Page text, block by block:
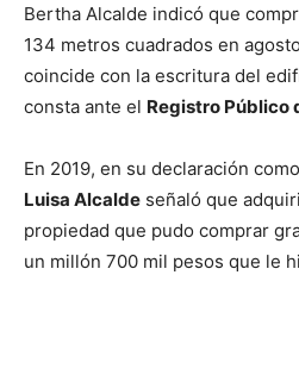
Bertha Alcalde indicó que
134 metros cuadrados en
coincide con la escritura del
consta ante el Registro Público
En 2019, en su declaración
Luisa Alcalde señaló que
propiedad que pudo comprar
un millón 700 mil pesos que le